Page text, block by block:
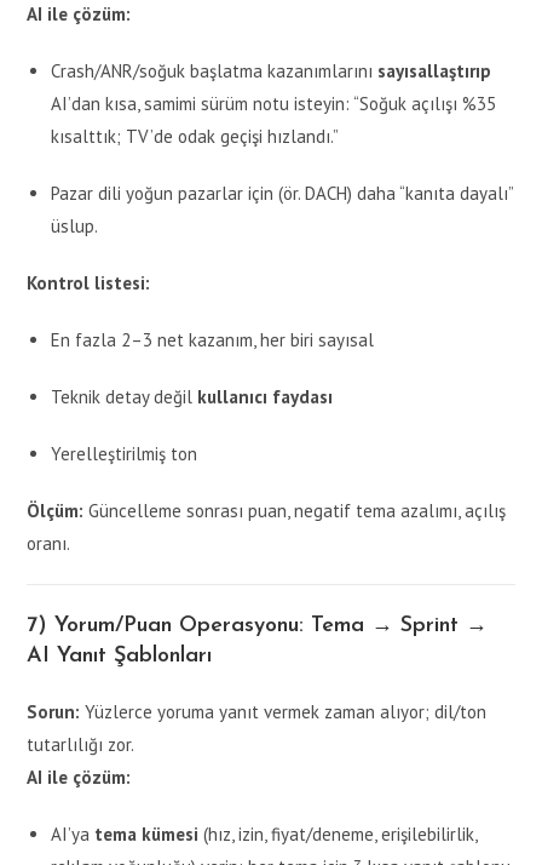
AI ile çözüm:
Crash/ANR/soğuk başlatma kazanımlarını sayısallaştırıp
AI’dan kısa, samimi sürüm notu isteyin: “Soğuk açılışı %35
kısalttık; TV’de odak geçişi hızlandı.”
Pazar dili yoğun pazarlar için (ör. DACH) daha “kanıta dayalı”
üslup.
Kontrol listesi:
En fazla 2–3 net kazanım, her biri sayısal
Teknik detay değil kullanıcı faydası
Yerelleştirilmiş ton
Ölçüm: Güncelleme sonrası puan, negatif tema azalımı, açılış
oranı.
7) Yorum/Puan Operasyonu: Tema → Sprint →
AI Yanıt Şablonları
Sorun: Yüzlerce yoruma yanıt vermek zaman alıyor; dil/ton
tutarlılığı zor.
AI ile çözüm:
AI’ya tema kümesi (hız, izin, fiyat/deneme, erişilebilirlik,